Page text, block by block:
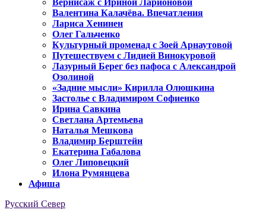
Вернисаж с Ириной Ларионовой
Валентина Калачёва. Впечатления
Лариса Хенинен
Олег Гальченко
Культурный променад с Зоей Арнаутовой
Путешествуем с Лидией Винокуровой
Лазурный Берег без пафоса с Александрой
Озолиной
«Задние мысли» Кирилла Олюшкина
Застолье с Владимиром Софиенко
Ирина Савкина
Светлана Артемьева
Наталья Мешкова
Владимир Берштейн
Екатерина Габалова
Олег Липовецкий
Илона Румянцева
Афиша
Русский Север